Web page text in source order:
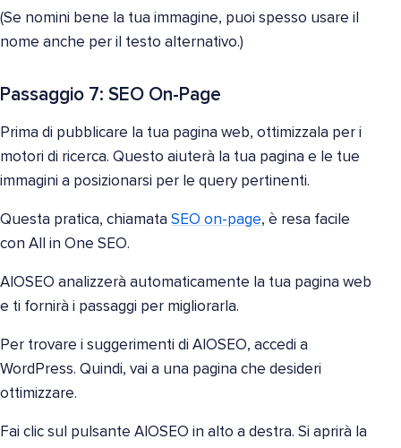
(Se nomini bene la tua immagine, puoi spesso usare il
nome anche per il testo alternativo.)
Passaggio 7: SEO On-Page
Prima di pubblicare la tua pagina web, ottimizzala per i
motori di ricerca. Questo aiuterà la tua pagina e le tue
immagini a posizionarsi per le query pertinenti.
Questa pratica, chiamata SEO on-page, è resa facile
con All in One SEO.
AIOSEO analizzerà automaticamente la tua pagina web
e ti fornirà i passaggi per migliorarla.
Per trovare i suggerimenti di AIOSEO, accedi a
WordPress. Quindi, vai a una pagina che desideri
ottimizzare.
Fai clic sul pulsante AIOSEO in alto a destra. Si aprirà la